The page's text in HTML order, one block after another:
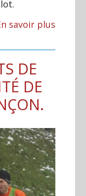
savoir plus
DE
DE